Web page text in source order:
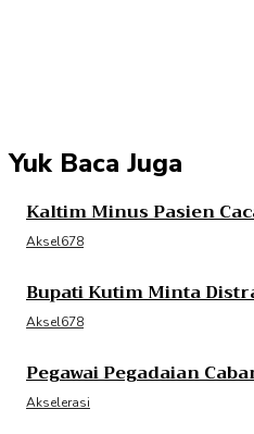
Yuk Baca Juga
Kaltim Minus Pasien
Aksel678
Bupati Kutim Minta
Aksel678
Pegawai Pegadaian
Akselerasi